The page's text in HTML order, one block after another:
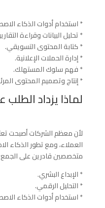
* استخدام أدوات الذكاء
* تحليل البيانات وقراءة
* كتابة المحتوى التسويقي.
* إدارة الحملات الإعلانية.
* فهم سلوك المستهلك.
* إنتاج وتصميم المحتوى
لماذا يزداد الطلب
لأن معظم الشركات أصبحت
العملاء، ومع تطور الذكاء
متخصصين قادرين على الجمع
* الإبداع البشري.
* التحليل الرقمي.
* استخدام أدوات الذكاء